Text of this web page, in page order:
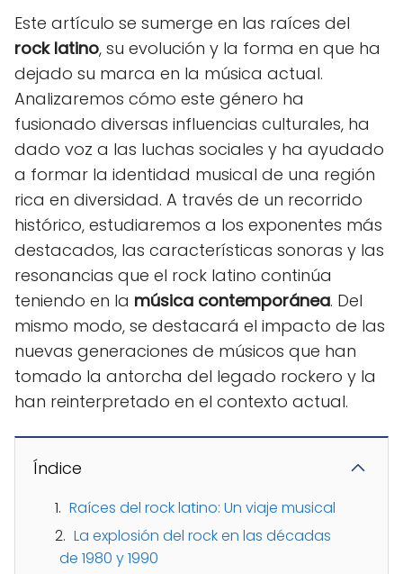
Este artículo se sumerge en las raíces del
rock latino, su evolución y la forma en que ha
dejado su marca en la música actual.
Analizaremos cómo este género ha
fusionado diversas influencias culturales, ha
dado voz a las luchas sociales y ha ayudado
a formar la identidad musical de una región
rica en diversidad. A través de un recorrido
histórico, estudiaremos a los exponentes más
destacados, las características sonoras y las
resonancias que el rock latino continúa
teniendo en la música contemporánea. Del
mismo modo, se destacará el impacto de las
nuevas generaciones de músicos que han
tomado la antorcha del legado rockero y la
han reinterpretado en el contexto actual.
Índice
Raíces del rock latino: Un viaje musical
La explosión del rock en las décadas
de 1980 y 1990